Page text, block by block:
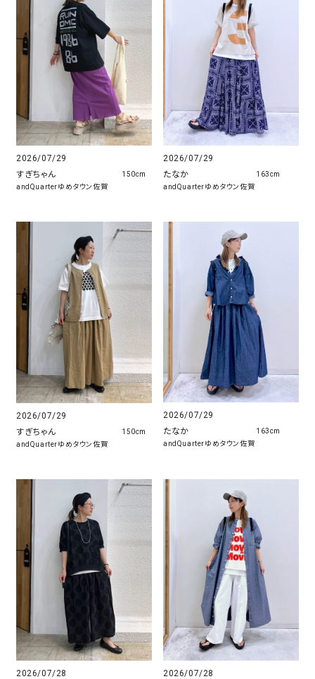
2026/07/29
すぎちゃん
andQuarterゆめタウン佐賀
150cm
2026/07/29
たなか
andQuarterゆめタウン佐賀
163cm
2026/07/29
すぎちゃん
andQuarterゆめタウン佐賀
150cm
2026/07/29
たなか
andQuarterゆめタウン佐賀
163cm
2026/07/28
2026/07/28